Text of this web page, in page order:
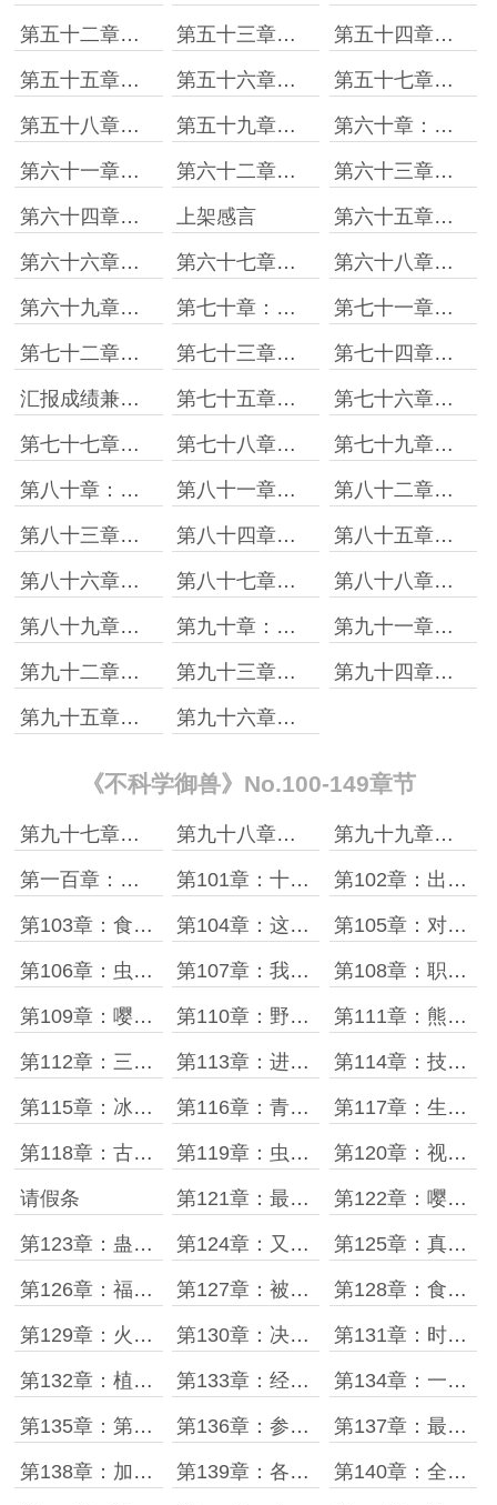
第五十二章：不要好高骛远 第五十三章：熊猫王十一 第五十四章：组合技初成
第五十五章：出发 第五十六章：进入遗迹 第五十七章：历史影像
第五十八章：我侄儿有大师之资 第五十九章：刷新记录 第六十章：空灵石
第六十一章：怪物般的天赋 第六十二章：新的特训目标 第六十三章：加点就完事了
第六十四章：进化圣泉 上架感言 第六十五章：打的就是精锐
第六十六章：战斗力单位 第六十七章：君王气场 第六十八章：通灵者
第六十九章：超阶技能 第七十章：食铁兽进化形 第七十一章：神话
第七十二章：新家 第七十三章：第一个完美级 第七十四章：填报志愿的虫虫
汇报成绩兼求月票 第七十五章：再战遗迹 第七十六章：最强生物
第七十七章：遗迹之主 第七十八章：种田大法好 第七十九章：该培养虫虫了
第八十章：出神入化的虫丝 第八十一章：思想领袖十一 第八十二章：空想之虫
第八十三章：古都大学 第八十四章：虫虫站起来了 第八十五章：出发之前
第八十六章：大城市的御兽师们 第八十七章：兽耳娘来了 第八十八章：论御兽师的保命能力
第八十九章：放飞自我的时宇 第九十章：食铁兽遗址 第九十一章：古代铭文
第九十二章：考古毁一生 第九十三章：食铁兽涨价之始 第九十四章：有特权的好处
第九十五章：再次聆听历史之音 第九十六章：食铁兽武装进化
《不科学御兽》No.100-149章节
第九十七章：食铁兽真的进化了 第九十八章：食铁兽二段进化方式 第九十九章：进化形的命名
第一百章：时宇突破与契约虫虫 第101章：十一的第一个奥义技 第102章：出神入化之上
第103章：食铁兽研究小组的进展 第104章：这个时宇就是逊 第105章：对战餐厅
第106章：虫虫首战 第107章：我太过于优秀了 第108章：职业考核开始
第109章：嘤叽长空战术 第110章：野外生存试炼 第111章：熊猫骑士出击
第112章：三个空间系技能 第113章：进化倒计时 第114章：技能图鉴正确用法
第115章：冰龙虫虫VS附魂骨龙 第116章：青绵虫之王 第117章：生存试炼考核结束
第118章：古都大学资源库 第119章：虫虫的龙威 第120章：视频出炉时宇跑路
请假条 第121章：最终排名战开始 第122章：嘤叽长空来了
第123章：蛊虫师谁不是啊 第124章：又要疯一个 第125章：真正意义上的暴富
第126章：福利大放送 第127章：被切开的雷电 第128章：食铁兽进化形公布
第129章：火遍全国 第130章：决战之前 第131章：时宇最强战术
第132章：植物宠兽来了 第133章：经典七选一 第134章：一只有梦想的参宝宝
第135章：第三只宠兽 第136章：参宝宝的队内弟位 第137章：最佳搭档
第138章：加点计划 第139章：各自的极限 第140章：全员实力暴增